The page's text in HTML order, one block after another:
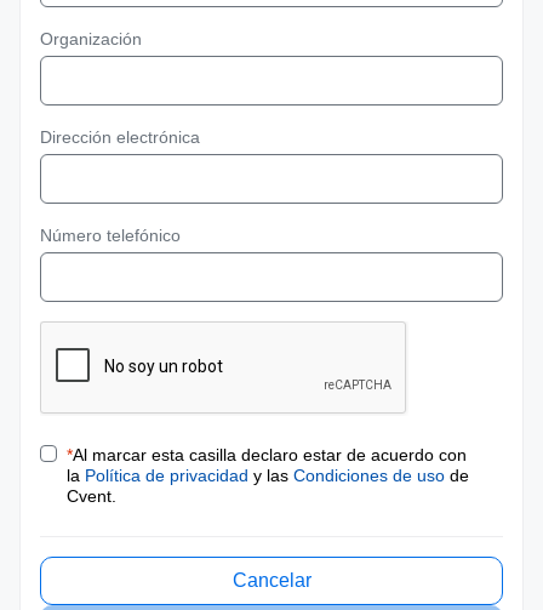
Organización
Dirección electrónica
Número telefónico
*Al marcar esta casilla declaro estar de acuerdo con
la Política de privacidad y las Condiciones de uso de
Cvent.
Cancelar